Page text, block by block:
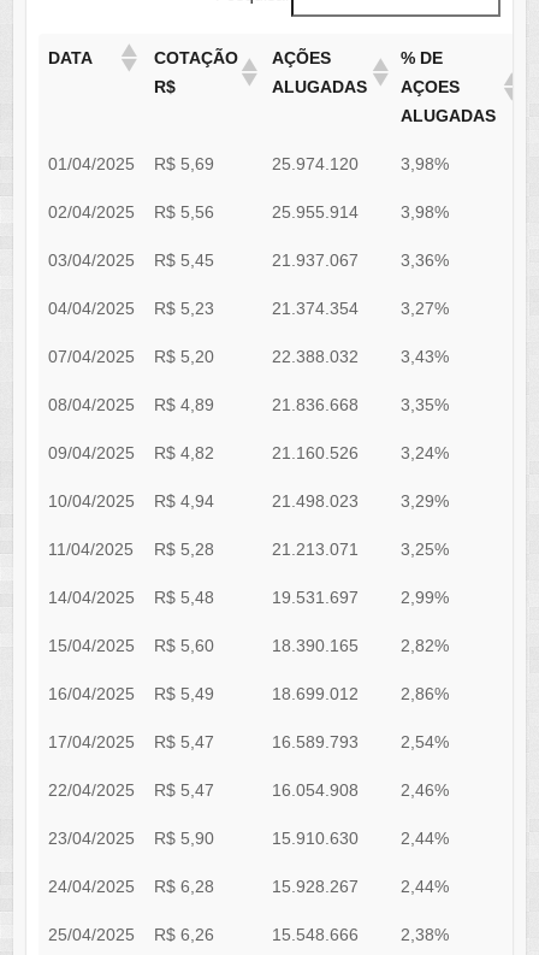
DATA
COTAÇÃO
R$
AÇÕES
ALUGADAS
% DE
AÇOES
ALUGADAS
01/04/2025 R$ 5,69 25.974.120 3,98%
02/04/2025 R$ 5,56 25.955.914 3,98%
03/04/2025 R$ 5,45 21.937.067 3,36%
04/04/2025 R$ 5,23 21.374.354 3,27%
07/04/2025 R$ 5,20 22.388.032 3,43%
08/04/2025 R$ 4,89 21.836.668 3,35%
09/04/2025 R$ 4,82 21.160.526 3,24%
10/04/2025 R$ 4,94 21.498.023 3,29%
11/04/2025 R$ 5,28 21.213.071 3,25%
14/04/2025 R$ 5,48 19.531.697 2,99%
15/04/2025 R$ 5,60 18.390.165 2,82%
16/04/2025 R$ 5,49 18.699.012 2,86%
17/04/2025 R$ 5,47 16.589.793 2,54%
22/04/2025 R$ 5,47 16.054.908 2,46%
23/04/2025 R$ 5,90 15.910.630 2,44%
24/04/2025 R$ 6,28 15.928.267 2,44%
25/04/2025 R$ 6,26 15.548.666 2,38%